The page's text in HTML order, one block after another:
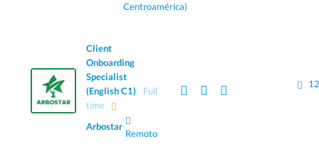
Centroamérica)
Client
Onboarding
Specialist
(English C1)
Full
time
Arbostar·
Remoto